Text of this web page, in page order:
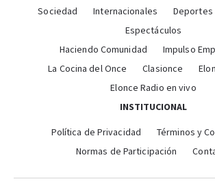
Sociedad
Internacionales Deportes
Espectáculos
Haciendo Comunidad
Impulso
La Cocina del Once
Clasionce
Elonce Radio en vivo
INSTITUCIONAL
Política de Privacidad
Términos y
Normas de Participación